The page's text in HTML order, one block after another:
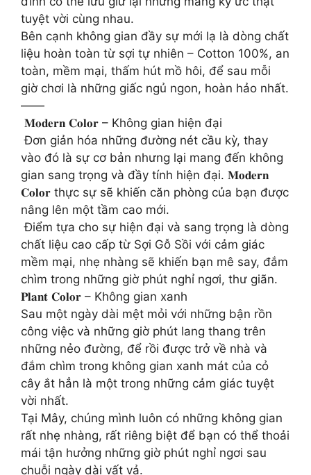
tuyệt vời cùng nhau.
Bên cạnh không gian đầy sự mới lạ là dòng chất
liệu hoàn toàn từ sợi tự nhiên – Cotton 100%, an
toàn, mềm mại, thấm hút mồ hôi, để sau mỗi
giờ chơi là những giấc ngủ ngon, hoàn hảo nhất.
——
️ 𝐌𝐨𝐝𝐞𝐫𝐧 𝐂𝐨𝐥𝐨𝐫 – Không gian hiện đại
️ Đơn giản hóa những đường nét cầu kỳ, thay
vào đó là sự cơ bản nhưng lại mang đến không
gian sang trọng và đầy tính hiện đại. 𝐌𝐨𝐝𝐞𝐫𝐧
𝐂𝐨𝐥𝐨𝐫 thực sự sẽ khiến căn phòng của bạn được
nâng lên một tầm cao mới.
️ Điểm tựa cho sự hiện đại và sang trọng là dòng
chất liệu cao cấp từ Sợi Gỗ Sồi với cảm giác
mềm mại, nhẹ nhàng sẽ khiến bạn mê say, đắm
chìm trong những giờ phút nghỉ ngơi, thư giãn.
𝐏𝐥𝐚𝐧𝐭 𝐂𝐨𝐥𝐨𝐫 – Không gian xanh
Sau một ngày dài mệt mỏi với những bận rồn
công việc và những giờ phút lang thang trên
những nẻo đường, để rồi được trở về nhà và
đắm chìm trong không gian xanh mát của cỏ
cây ắt hẳn là một trong những cảm giác tuyệt
vời nhất.
Tại Mây, chúng mình luôn có những không gian
rất nhẹ nhàng, rất riêng biệt để bạn có thể thoải
mái tận hưởng những giờ phút nghỉ ngơi sau
chuỗi ngày dài vất vả.